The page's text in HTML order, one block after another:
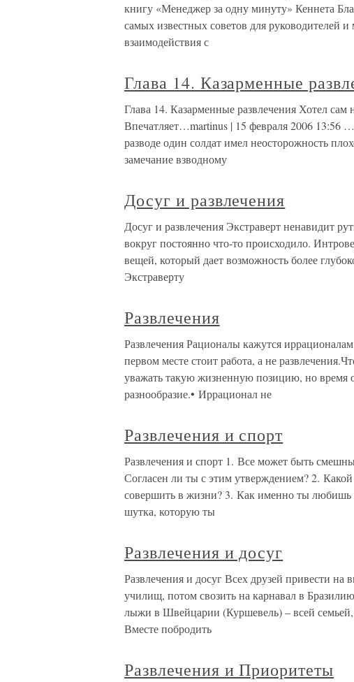
книгу «Менеджер за одну минуту» Кеннета
самых известных советов для руководителей
взаимодействия с
Глава 14. Казарменные
Глава 14. Казарменные развлечения Хотел
Впечатляет…martinus | 15 февраля 2006 13:56
разводе один солдат имел неосторожность
замечание взводному
Досуг и развлечения
Досуг и развлечения Экстраверт ненавидит
вокруг постоянно что-то происходило.
вещей, который дает возможность более
Экстраверту
Развлечения
Развлечения Рационалы кажутся
первом месте стоит работа, а не
уважать такую жизненную позицию, но время
разнообразие.• Иррационал не
Развлечения и спорт
Развлечения и спорт 1. Все может быть
Согласен ли ты с этим утверждением? 2.
совершить в жизни? 3. Как именно ты любишь
шутка, которую ты
Развлечения и досуг
Развлечения и досуг Всех друзей привести на
училищ, потом свозить на карнавал в
лыжи в Швейцарии (Куршевель) – всей
Вместе побродить
Развлечения и Приоритеты